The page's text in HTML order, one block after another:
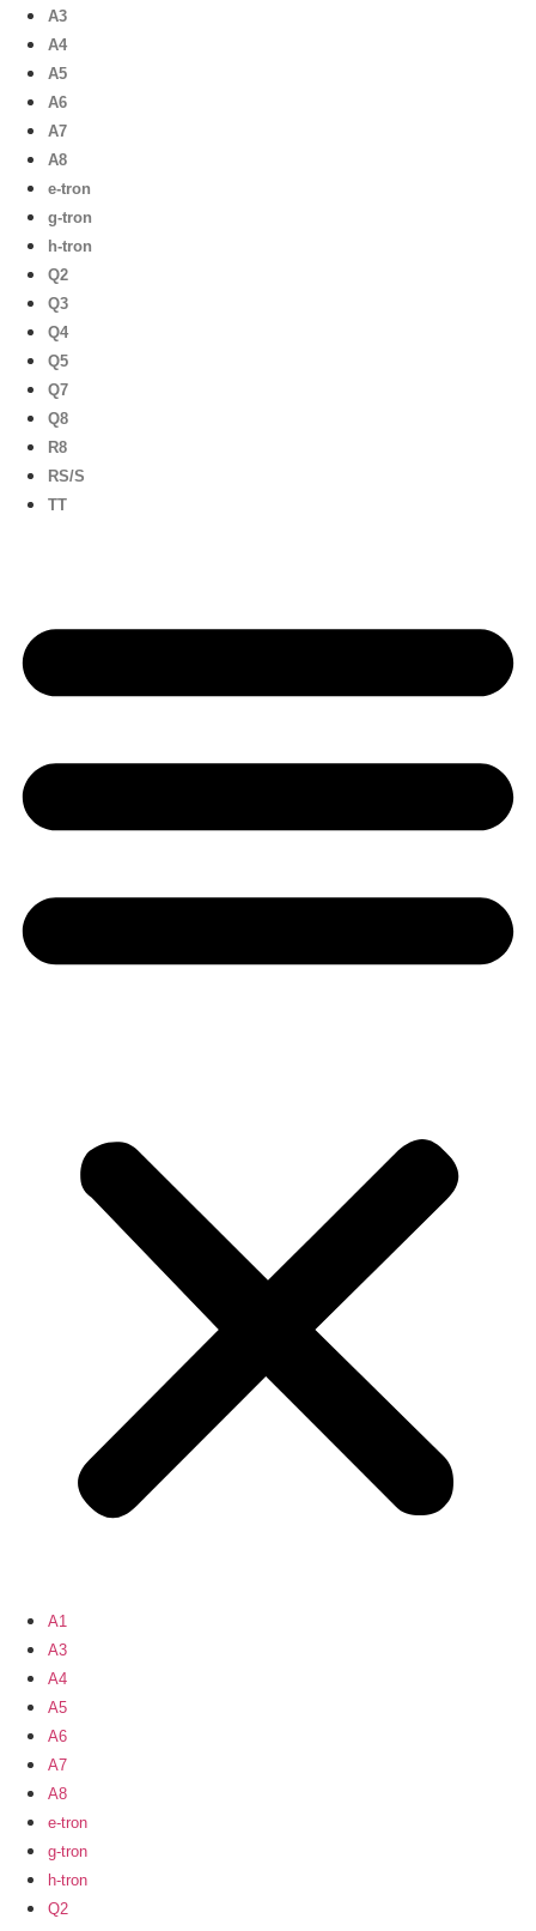
A3
A4
A5
A6
A7
A8
e-tron
g-tron
h-tron
Q2
Q3
Q4
Q5
Q7
Q8
R8
RS/S
TT
A1
A3
A4
A5
A6
A7
A8
e-tron
g-tron
h-tron
Q2